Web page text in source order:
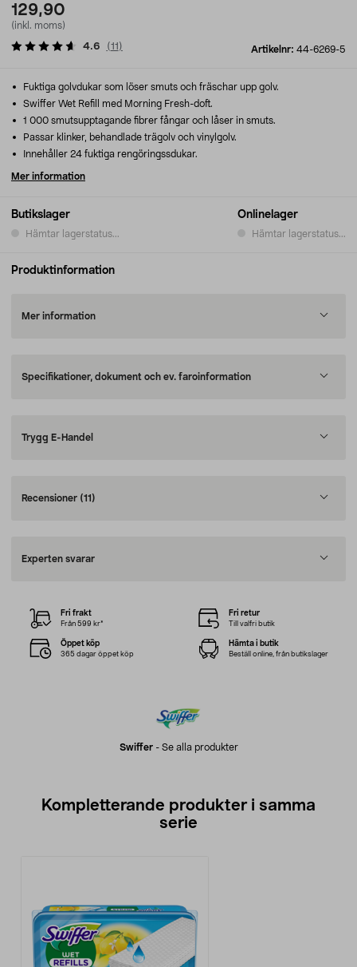
129,90
(inkl. moms)
Artikelnr: 44-6269-5
4.6 (11 )
Butikslager
Hämtar lagerstatus...
Onlinelager
Hämtar lagerstatus...
Fuktiga golvdukar som löser smuts och fräschar upp golv.
Swiffer Wet Refill med Morning Fresh-doft.
1 000 smutsupptagande fibrer fångar och låser in smuts.
Passar klinker, behandlade trägolv och vinylgolv.
Innehåller 24 fuktiga rengöringssdukar.
Mer information
Produktinformation
Mer information
Specifikationer, dokument och ev. faroinformation
Trygg E-Handel
Recensioner (11)
Experten svarar
Swiffer- Se alla produkter
Fri frakt
Från 599 kr*
Fri retur
Till valfri butik
Öppet köp
365 dagar öppet köp
Hämta i butik
Beställ online, från butikslager
Kompletterande produkter i samma
serie